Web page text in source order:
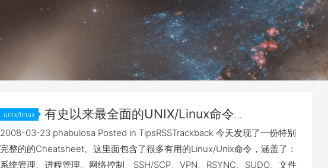
unix/linux
有史以来最全面的UNIX/Linux命令
Cheatcheet
2008-03-23 phabulosa Posted in TipsRSSTrackback 今天发现了一份特别
完整的的Cheatsheet。这里面包含了很多有用的Linux/Unix命令，涵盖了：
系统管理、进程管理、网络控制、SSH/SCP、VPN、RSYNC、SUDO、文件